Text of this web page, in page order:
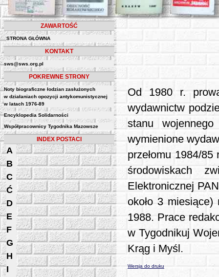
ZAWARTOŚĆ
STRONA GŁÓWNA
KONTAKT
sws@sws.org.pl
POKREWNE STRONY
Noty biograficzne łodzian zasłużonych
w działaniach opozycji antykomunistycznej
w latach 1976-89
Encyklopedia Solidarności
Współpracownicy Tygodnika Mazowsze
INDEX POSTACI
A
B
C
Ć
D
E
F
G
H
I
Od 1980 r.
wydawnictw
stanu wojennego
wymienione
przełomu 1984/85
środowiskach
Elektronicznej
około 3 miesiące)
1988. Prace
w Tygodnikuj
Krąg i Myśl.
Wersja do druku